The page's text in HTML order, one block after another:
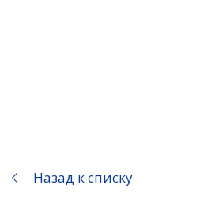
Назад к списку